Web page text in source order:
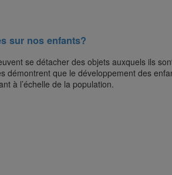
sur nos enfants?
se détacher des objets auxquels ils
que le développement des
à l’échelle de la population.